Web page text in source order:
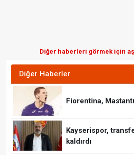
Diğer haberleri görmek için
Diğer Haberler
Fiorentina,
Kayserispor,
kaldırdı